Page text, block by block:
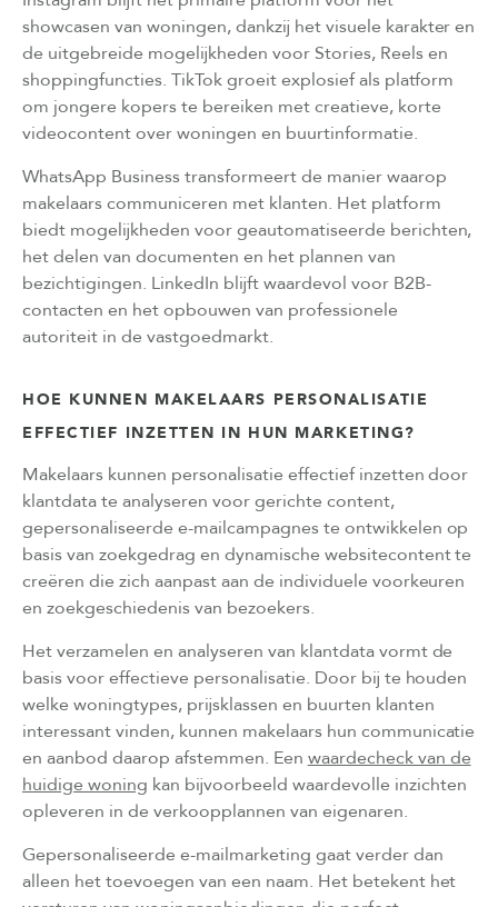
showcasen van woningen, dankzij het visuele karakter en
de uitgebreide mogelijkheden voor Stories, Reels en
shoppingfuncties. TikTok groeit explosief als platform
om jongere kopers te bereiken met creatieve, korte
videocontent over woningen en buurtinformatie.
WhatsApp Business transformeert de manier waarop
makelaars communiceren met klanten. Het platform
biedt mogelijkheden voor geautomatiseerde berichten,
het delen van documenten en het plannen van
bezichtigingen. LinkedIn blijft waardevol voor B2B-
contacten en het opbouwen van professionele
autoriteit in de vastgoedmarkt.
HOE KUNNEN MAKELAARS PERSONALISATIE
EFFECTIEF INZETTEN IN HUN MARKETING?
Makelaars kunnen personalisatie effectief inzetten door
klantdata te analyseren voor gerichte content,
gepersonaliseerde e-mailcampagnes te ontwikkelen op
basis van zoekgedrag en dynamische websitecontent te
creëren die zich aanpast aan de individuele voorkeuren
en zoekgeschiedenis van bezoekers.
Het verzamelen en analyseren van klantdata vormt de
basis voor effectieve personalisatie. Door bij te houden
welke woningtypes, prijsklassen en buurten klanten
interessant vinden, kunnen makelaars hun communicatie
en aanbod daarop afstemmen. Een waardecheck van de
huidige woning kan bijvoorbeeld waardevolle inzichten
opleveren in de verkoopplannen van eigenaren.
Gepersonaliseerde e-mailmarketing gaat verder dan
alleen het toevoegen van een naam. Het betekent het